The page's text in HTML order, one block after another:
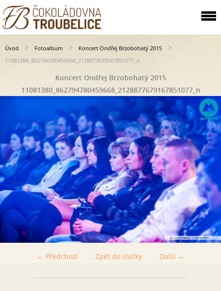
Úvod Fotoalbum
Koncert Ondřej Brzobohatý 2015
11081380_862794780459668_2128877679167851077_n
Koncert Ondřej Brzobohatý 2015
11081380_862794780459668_2128877679167851077_n
← Předchozí Další →
Zpět do složky